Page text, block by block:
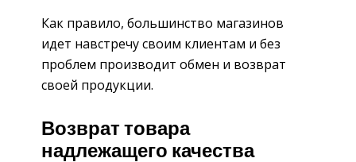
Как правило, большинство магазинов
идет навстречу своим клиентам и без
проблем производит обмен и возврат
своей продукции.
Возврат товара
надлежащего качества